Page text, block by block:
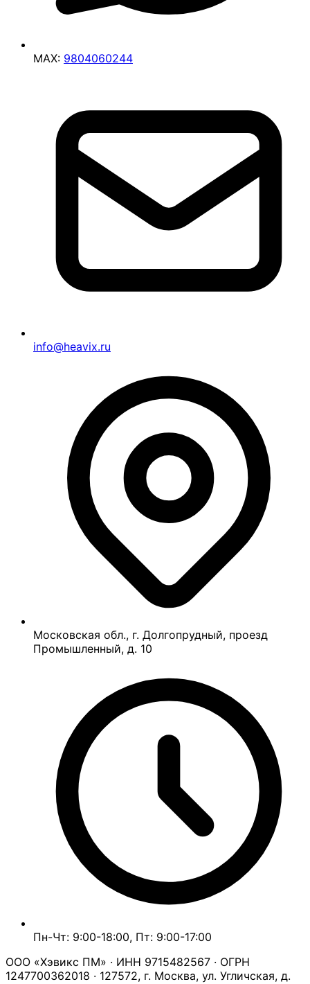
MAX: 9804060244
info@heavix.ru
Московская обл., г. Долгопрудный, проезд
Промышленный, д. 10
Пн-Чт: 9:00-18:00, Пт: 9:00-17:00
ООО «Хэвикс ПМ» · ИНН 9715482567 · ОГРН
1247700362018 · 127572, г. Москва, ул. Угличская, д.